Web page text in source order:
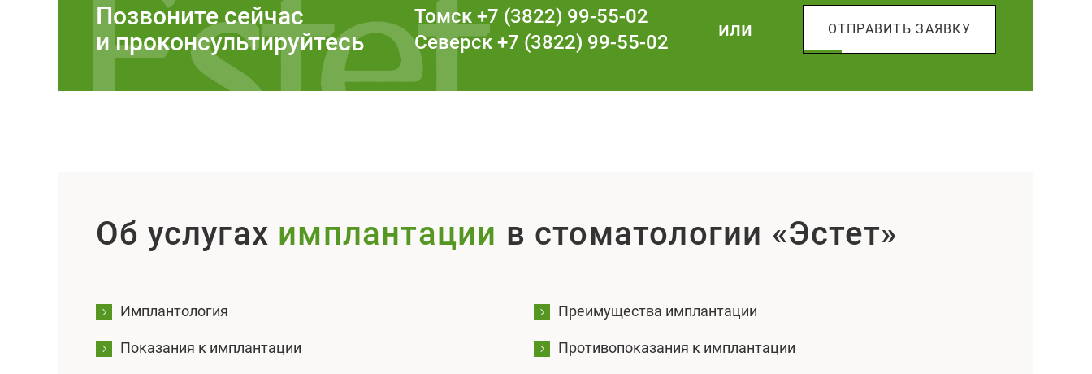
Позвоните сейчас
и проконсультируйтесь
Томск+7 (3822) 99-55-02
Северск+7 (3822) 99-55-02
или ОТПРАВИТЬ ЗАЯВКУ
Об услугах имплантации в стоматологии «Эстет»
Имплантология Преимущества имплантации
Показания к имплантации Противопоказания к имплантации